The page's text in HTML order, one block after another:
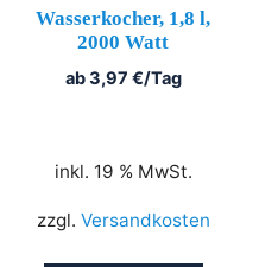
Wasserkocher, 1,8 l,
2000 Watt
ab3,97 €/Tag
inkl. 19 % MwSt.
zzgl. Versandkosten